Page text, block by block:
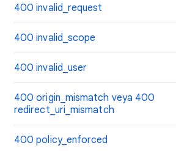
400 invalid_request
400 invalid_scope
400 invalid_user
400 origin_mismatch veya 400
redirect_uri_mismatch
400 policy_enforced